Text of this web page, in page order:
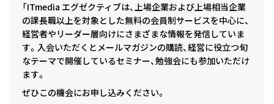
「ITmedia エグゼクティブは、上場企業および上場相当企業
の課長職以上を対象とした無料の会員制サービスを中心に、
経営者やリーダー層向けにさまざまな情報を発信していま
す。入会いただくとメールマガジンの購読、経営に役立つ旬
なテーマで開催しているセミナー、勉強会にも参加いただけ
ます。
ぜひこの機会にお申し込みください。